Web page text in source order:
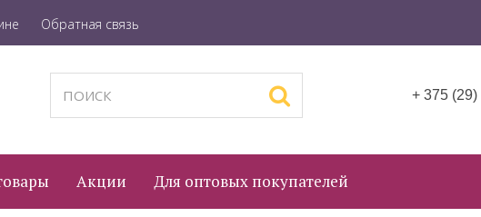
Обратная связь
+ 375
Акции Для оптовых покупателей